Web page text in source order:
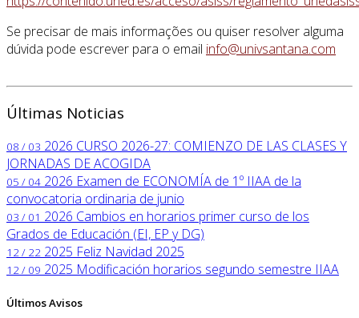
Se precisar de mais informações ou quiser resolver alguma
dúvida pode escrever para o email info@univsantana.com
Últimas Noticias
08 / 03 2026 CURSO 2026-27: COMIENZO DE LAS CLASES Y
JORNADAS DE ACOGIDA
05 / 04 2026 Examen de ECONOMÍA de 1º IIAA de la
convocatoria ordinaria de junio
03 / 01 2026 Cambios en horarios primer curso de los
Grados de Educación (EI, EP y DG)
12 / 22 2025 Feliz Navidad 2025
12 / 09 2025 Modificación horarios segundo semestre IIAA
Últimos Avisos